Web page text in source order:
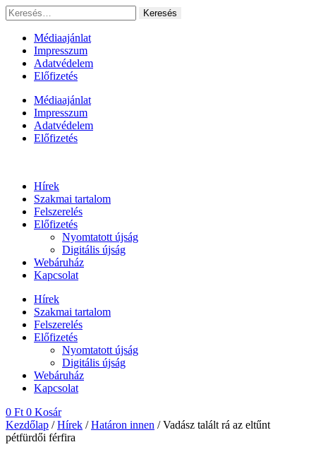
Ugrás
a
tartalomhoz
Keresés:
Médiaajánlat
Impresszum
Adatvédelem
Előfizetés
Médiaajánlat
Impresszum
Adatvédelem
Előfizetés
Hírek
Szakmai tartalom
Felszerelés
Előfizetés
Nyomtatott újság
Digitális újság
Webáruház
Kapcsolat
Hírek
Szakmai tartalom
Felszerelés
Előfizetés
Nyomtatott újság
Digitális újság
Webáruház
Kapcsolat
0 Ft 0 Kosár
Kezdőlap /Hírek /Határon innen / Vadász talált rá az eltűnt
pétfürdői férfira